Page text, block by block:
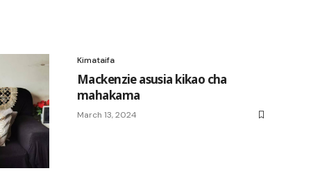
Kimataifa
Mackenzie asusia kikao cha
mahakama
March 13, 2024